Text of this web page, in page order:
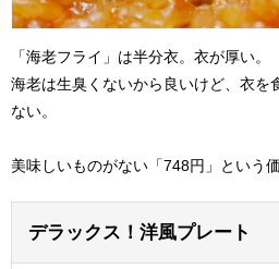
「海老フライ」は半分衣。衣が厚い。
海老は生臭くないから良いけど、衣を
ない。
美味しいものがない「748円」という価
デラックス！洋風プレート